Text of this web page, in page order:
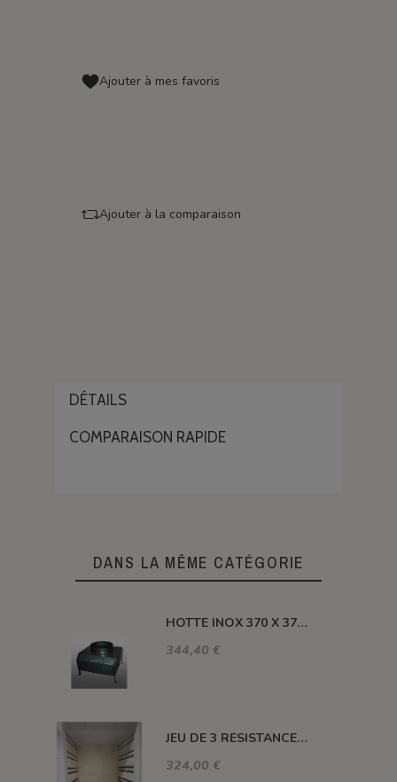
Ajouter à mes favoris
Ajouter à la comparaison
DÉTAILS
COMPARAISON RAPIDE
DANS LA MÊME CATÉGORIE
HOTTE INOX 370 X 370 X H 410 MM
344,40 €
JEU DE 3 RESISTANCES 1300°C HELIOS 110 L
324,00 €